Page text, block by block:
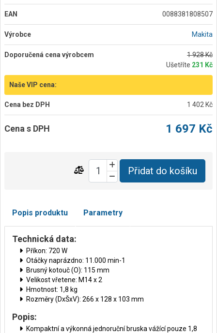
EAN 0088381808507
Výrobce Makita
Doporučená cena výrobcem
1 928 Kč
Ušetříte 231 Kč
Naše VIP cena:
Cena bez DPH 1 402 Kč
Cena s DPH 1 697 Kč
Přidat do košíku
Popis produktu Parametry
Technická data:
Příkon: 720 W
Otáčky naprázdno: 11.000 min-1
Brusný kotouč (O): 115 mm
Velikost vřetene: M14 x 2
Hmotnost: 1,8 kg
Rozměry (DxŠxV): 266 x 128 x 103 mm
Popis:
Kompaktní a výkonná jednoruční bruska vážící pouze 1,8